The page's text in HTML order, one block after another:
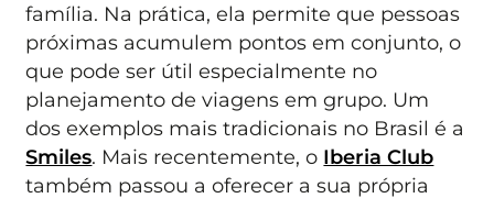
família. Na prática, ela permite que pessoas
próximas acumulem pontos em conjunto, o
que pode ser útil especialmente no
planejamento de viagens em grupo. Um
dos exemplos mais tradicionais no Brasil é a
Smiles. Mais recentemente, o Iberia Club
também passou a oferecer a sua própria